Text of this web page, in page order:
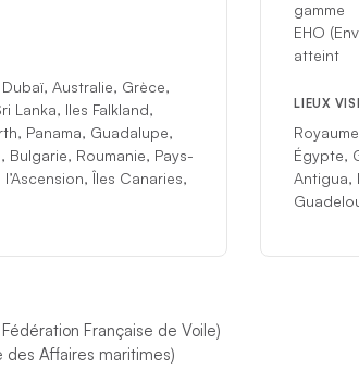
Australie, Grèce,
Lanka, Iles Falkland,
Panama, Guadalupe,
Bulgarie, Roumanie, Pays-
Îles Canaries,
gamme
EHO
atteint
LIEUX
Égypte,
Antigua,
Française de Voile)
Affaires maritimes)